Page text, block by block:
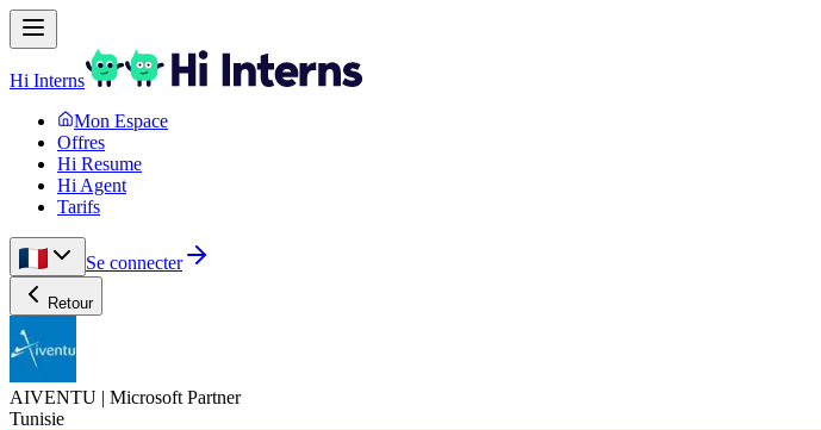
Hi Interns
Mon Espace
Offres
Hi Resume
Hi Agent
Tarifs
Se connecter
Retour
AIVENTU | Microsoft Partner
Tunisie